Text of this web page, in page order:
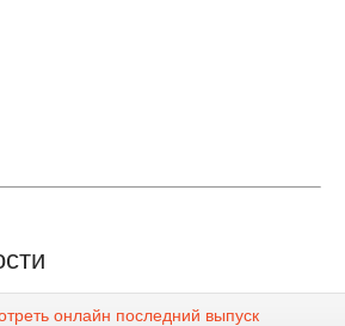
онлайн последний выпуск